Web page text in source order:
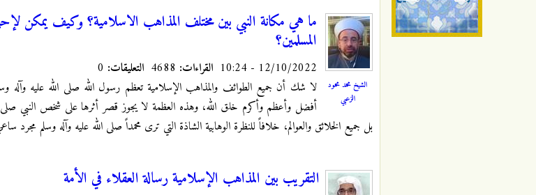
الشيخ محمد محمود
الزعبي
ما هي مكانة النبي بين مختلف المذاهب الاسلامية؟ وكيف يمكن
المسلمين؟
12/10/2022 - 10:24 القراءات: التعليقات:
لا شك أن جميع الطوائف والمذاهب الإسلامية تعظم رسول الله صلى الله عليه وآله
أفضل وأعظم وأكرم خلق الله، وهذه العظمة لا يجوز قصر أثرها على شخص النبي صلى
بل جميع الخلائق والعوالم، خلافاً للنظرة الوهابية الشاذة التي ترى محمداً صلى الله عليه وآله وسلم مجرد
التقريب بين المذاهب الإسلامية رسالة العقلاء في الأمة